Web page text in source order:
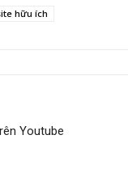
hữu ích
Youtube